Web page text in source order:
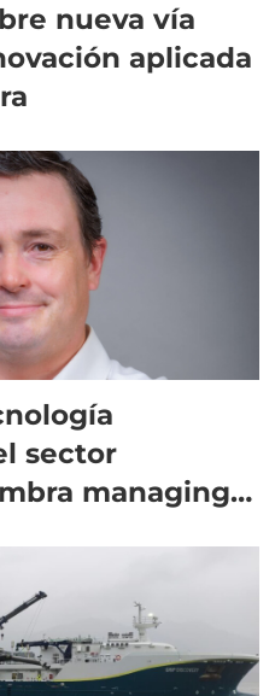
nueva vía
aplicada
sector
managing